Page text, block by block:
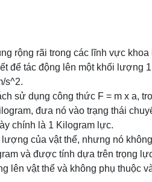
rộng rãi trong các lĩnh vực khoa
để tác động lên một khối lượng
s^2.
sử dụng công thức F = m x a,
đưa nó vào trạng thái
chính là 1 Kilogram lực.
của vật thể, nhưng nó
và được tính dựa trên trọng
lên vật thể và không phụ thuộc